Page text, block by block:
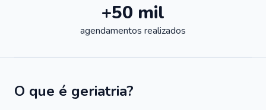
+50 mil
agendamentos realizados
O que é geriatria?